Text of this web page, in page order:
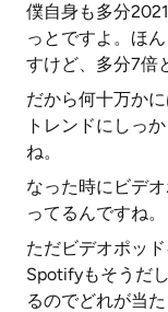
僕自身も多分
っとですよ。ほ
すけど、多分7倍
だから何十万か
トレンドにしっ
ね。
なった時にビデ
ってるんですね。
ただビデオポッ
Spotifyもそうだ
るのでどれが当